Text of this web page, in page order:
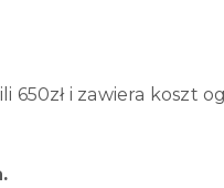
i zawiera koszt